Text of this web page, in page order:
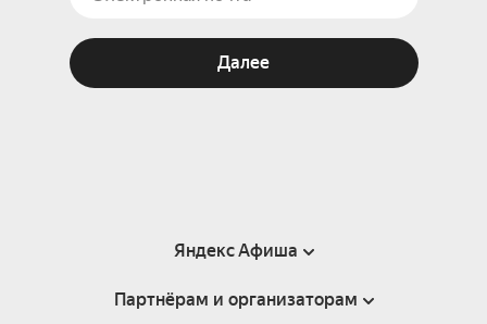
Далее
Яндекс Афиша
Справка
Партнёрам и организаторам